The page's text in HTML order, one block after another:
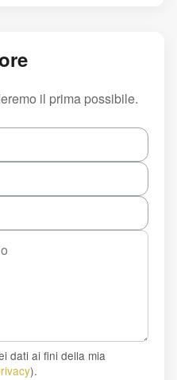
il prima possibile.
dati ai fini della mia
).